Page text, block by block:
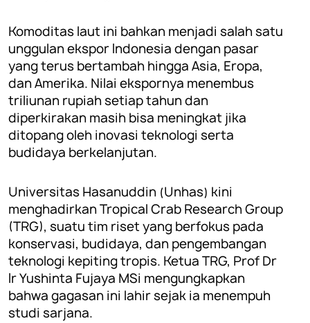
Komoditas laut ini bahkan menjadi salah satu
unggulan ekspor Indonesia dengan pasar
yang terus bertambah hingga Asia, Eropa,
dan Amerika. Nilai ekspornya menembus
triliunan rupiah setiap tahun dan
diperkirakan masih bisa meningkat jika
ditopang oleh inovasi teknologi serta
budidaya berkelanjutan.
Universitas Hasanuddin (Unhas) kini
menghadirkan Tropical Crab Research Group
(TRG), suatu tim riset yang berfokus pada
konservasi, budidaya, dan pengembangan
teknologi kepiting tropis. Ketua TRG, Prof Dr
Ir Yushinta Fujaya MSi mengungkapkan
bahwa gagasan ini lahir sejak ia menempuh
studi sarjana.